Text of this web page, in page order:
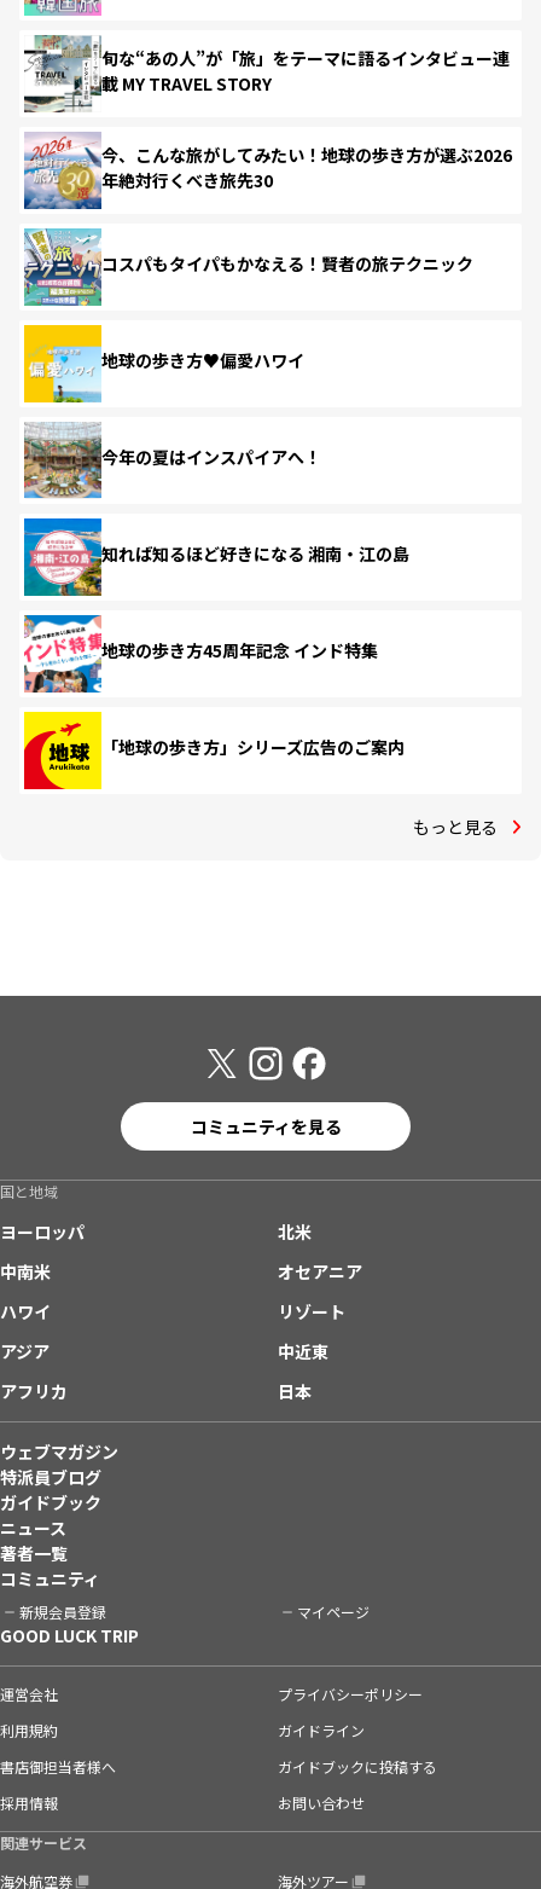
旬な“あの人”が「旅」をテーマに語るインタビュー連
載 MY TRAVEL STORY
今、こんな旅がしてみたい！地球の歩き方が選ぶ2026
年絶対行くべき旅先30
コスパもタイパもかなえる！賢者の旅テクニック
地球の歩き方♥偏愛ハワイ
今年の夏はインスパイアへ！
知れば知るほど好きになる 湘南・江の島
地球の歩き方45周年記念 インド特集
「地球の歩き方」シリーズ広告のご案内
もっと見る
コミュニティを見る
国と地域
ヨーロッパ
北米
中南米
オセアニア
ハワイ
リゾート
アジア
中近東
アフリカ
日本
ウェブマガジン
特派員ブログ
ガイドブック
ニュース
著者一覧
コミュニティ
新規会員登録 マイページ
GOOD LUCK TRIP
運営会社
プライバシーポリシー
利用規約
ガイドライン
書店御担当者様へ
ガイドブックに投稿する
採用情報
お問い合わせ
関連サービス
海外航空券
海外ツアー